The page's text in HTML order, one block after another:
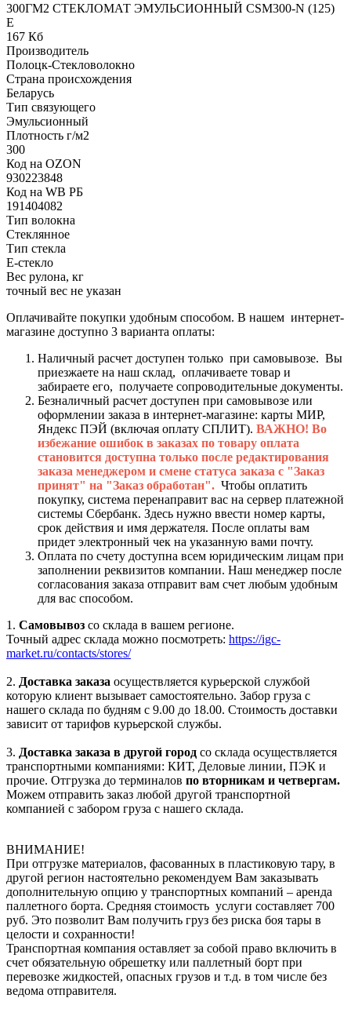
300ГМ2 СТЕКЛОМАТ ЭМУЛЬСИОННЫЙ CSM300-N (125)
E
167 Кб
Производитель
Полоцк-Стекловолокно
Страна происхождения
Беларусь
Тип связующего
Эмульсионный
Плотность г/м2
300
Код на OZON
930223848
Код на WB РБ
191404082
Тип волокна
Стеклянное
Тип стекла
Е-стекло
Вес рулона, кг
точный вес не указан
Оплачивайте покупки удобным способом. В нашем интернет-
магазине доступно 3 варианта оплаты:
Наличный расчет доступен только при самовывозе. Вы
приезжаете на наш склад, оплачиваете товар и
забираете его, получаете сопроводительные документы.
Безналичный расчет доступен при самовывозе или
оформлении заказа в интернет-магазине: карты МИР,
Яндекс ПЭЙ (включая оплату СПЛИТ). ВАЖНО! Во
избежание ошибок в заказах по товару оплата
становится доступна только после редактирования
заказа менеджером и смене статуса заказа с "Заказ
принят" на "Заказ обработан". Чтобы оплатить
покупку, система перенаправит вас на сервер платежной
системы Сбербанк. Здесь нужно ввести номер карты,
срок действия и имя держателя. После оплаты вам
придет электронный чек на указанную вами почту.
Оплата по счету доступна всем юридическим лицам при
заполнении реквизитов компании. Наш менеджер после
согласования заказа отправит вам счет любым удобным
для вас способом.
1. Самовывоз со склада в вашем регионе.
Точный адрес склада можно посмотреть: https://igc-
market.ru/contacts/stores/
2. Доставка заказа осуществляется курьерской службой
которую клиент вызывает самостоятельно. Забор груза с
нашего склада по будням с 9.00 до 18.00. Стоимость доставки
зависит от тарифов курьерской службы.
3. Доставка заказа в другой город со склада осуществляется
транспортными компаниями: КИТ, Деловые линии, ПЭК и
прочие. Отгрузка до терминалов по вторникам и четвергам.
Можем отправить заказ любой другой транспортной
компанией с забором груза с нашего склада.
ВНИМАНИЕ!
При отгрузке материалов, фасованных в пластиковую тару, в
другой регион настоятельно рекомендуем Вам заказывать
дополнительную опцию у транспортных компаний – аренда
паллетного борта. Средняя стоимость услуги составляет 700
руб. Это позволит Вам получить груз без риска боя тары в
целости и сохранности!
Транспортная компания оставляет за собой право включить в
счет обязательную обрешетку или паллетный борт при
перевозке жидкостей, опасных грузов и т.д. в том числе без
ведома отправителя.